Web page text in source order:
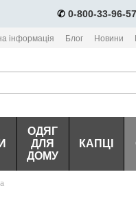
✆ 0-800-33-96-57
інформація Блог Новини
ОДЯГ
ДЛЯ
ДОМУ
КАПЦІ